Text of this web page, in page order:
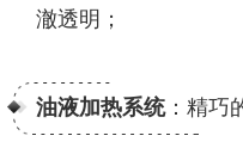
澈透明；
油液加热系统：精巧